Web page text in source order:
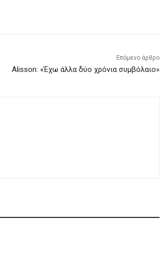
Επόμενο άρθρο
Alisson: «Έχω άλλα δύο χρόνια συμβόλαιο»